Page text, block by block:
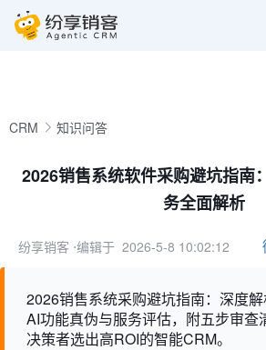
CRM 知识问答
2026销售系统软件采购避坑指南
务全面解析
纷享销客 ⋅编辑于 2026-5-8 10:02:12
2026销售系统采购避坑指南：深度解
AI功能真伪与服务评估，附五步审查
决策者选出高ROI的智能CRM。